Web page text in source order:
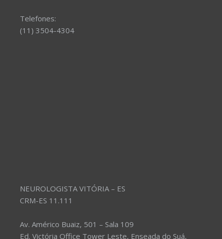
Telefones:
(11) 3504-4304
NEUROLOGISTA VITÓRIA – ES
CRM-ES 11.111
Av. Américo Buaiz, 501 – Sala 109
Ed. Victória Office Tower Leste, Enseada do Suá,